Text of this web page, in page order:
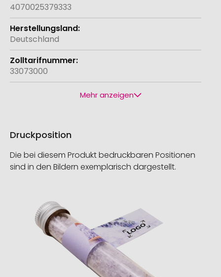
4070025379333
Deutschland
33073000
Mehr anzeigen
Druckposition
Die bei diesem Produkt bedruckbaren Positionen
sind in den Bildern exemplarisch dargestellt.